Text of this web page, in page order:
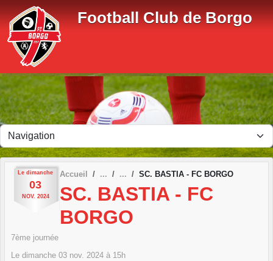
Football Club de Borgo
Le dimanche
03
NOV. 2024
Accueil SC. BASTIA - FC BORGO
SC. BASTIA - FC
BORGO
7ème journée
Le dimanche 03 nov. 2024 à 15h
Panneau de gestion des cookies